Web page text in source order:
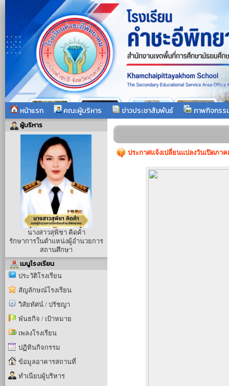
หน้าแรก คณะผู้บริหาร ข่าวประชาสัมพันธ์ ภาพกิจกรร
ผู้บริหาร
นางสาวสุพิชา คิดค้า
รักษาการในตำแหน่งผู้อำนวยการ
สถานศึกษา
เมนูโรงเรียน
ประวัติโรงเรียน
สัญลักษณ์โรงเรียน
วิสัยทัศน์ / ปรัชญา
พันธกิจ / เป้าหมาย
เพลงโรงเรียน
ปฏิทินกิจกรรม
ข้อมูลอาคารสถานที่
ทำเนียบผู้บริหาร
ประกาศแจ้งเปลี่ยนแปลงวันเปิดภา